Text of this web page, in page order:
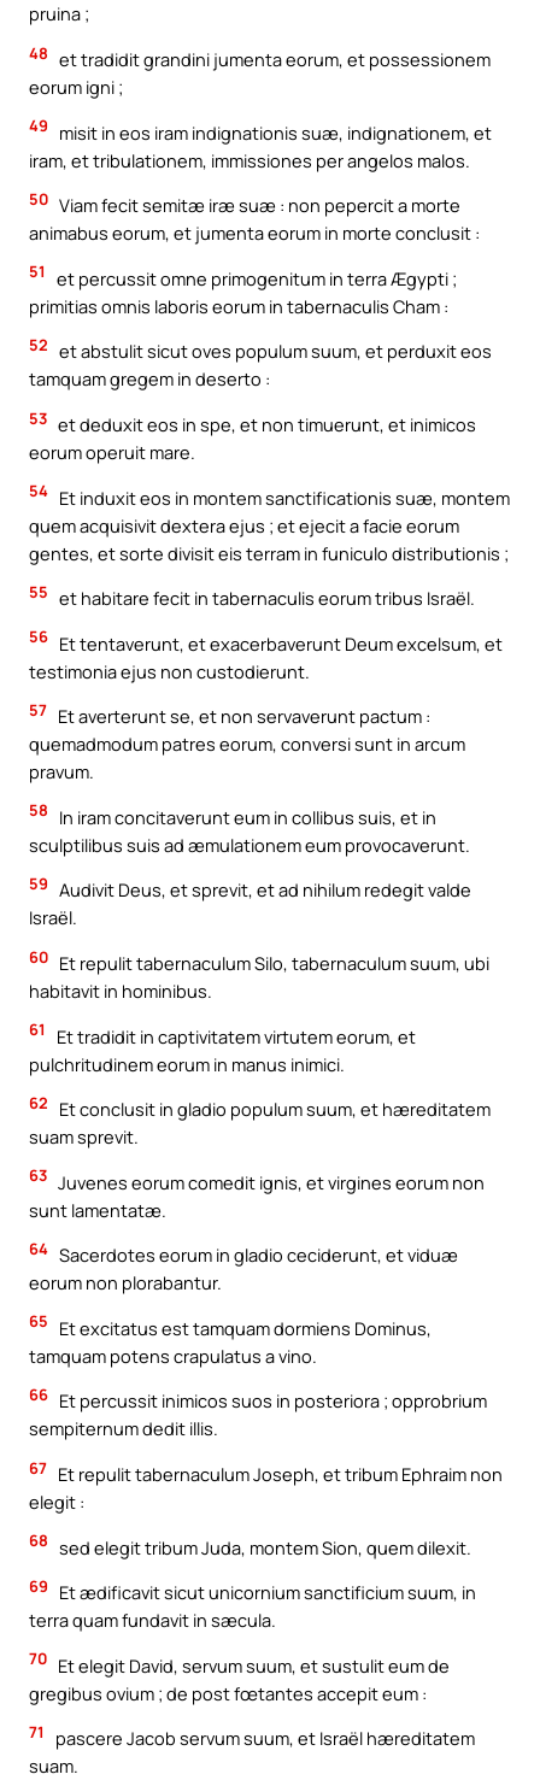
pruina ;
48 et tradidit grandini jumenta eorum, et possessionem
eorum igni ;
49
misit in eos iram indignationis suæ, indignationem, et
iram, et tribulationem, immissiones per angelos malos.
50 Viam fecit semitæ iræ suæ : non pepercit a morte
animabus eorum, et jumenta eorum in morte conclusit :
51
et percussit omne primogenitum in terra Ægypti ;
primitias omnis laboris eorum in tabernaculis Cham :
52 et abstulit sicut oves populum suum, et perduxit eos
tamquam gregem in deserto :
53 et deduxit eos in spe, et non timuerunt, et inimicos
eorum operuit mare.
54 Et induxit eos in montem sanctificationis suæ, montem
quem acquisivit dextera ejus ; et ejecit a facie eorum
gentes, et sorte divisit eis terram in funiculo distributionis ;
55 et habitare fecit in tabernaculis eorum tribus Israël.
56 Et tentaverunt, et exacerbaverunt Deum excelsum, et
testimonia ejus non custodierunt.
57 Et averterunt se, et non servaverunt pactum :
quemadmodum patres eorum, conversi sunt in arcum
pravum.
58
In iram concitaverunt eum in collibus suis, et in
sculptilibus suis ad æmulationem eum provocaverunt.
59 Audivit Deus, et sprevit, et ad nihilum redegit valde
Israël.
60 Et repulit tabernaculum Silo, tabernaculum suum, ubi
habitavit in hominibus.
61
Et tradidit in captivitatem virtutem eorum, et
pulchritudinem eorum in manus inimici.
62
Et conclusit in gladio populum suum, et hæreditatem
suam sprevit.
63 Juvenes eorum comedit ignis, et virgines eorum non
sunt lamentatæ.
64 Sacerdotes eorum in gladio ceciderunt, et viduæ
eorum non plorabantur.
65
Et excitatus est tamquam dormiens Dominus,
tamquam potens crapulatus a vino.
66 Et percussit inimicos suos in posteriora ; opprobrium
sempiternum dedit illis.
67 Et repulit tabernaculum Joseph, et tribum Ephraim non
elegit :
68 sed elegit tribum Juda, montem Sion, quem dilexit.
69
Et ædificavit sicut unicornium sanctificium suum, in
terra quam fundavit in sæcula.
70 Et elegit David, servum suum, et sustulit eum de
gregibus ovium ; de post fœtantes accepit eum :
71
pascere Jacob servum suum, et Israël hæreditatem
suam.